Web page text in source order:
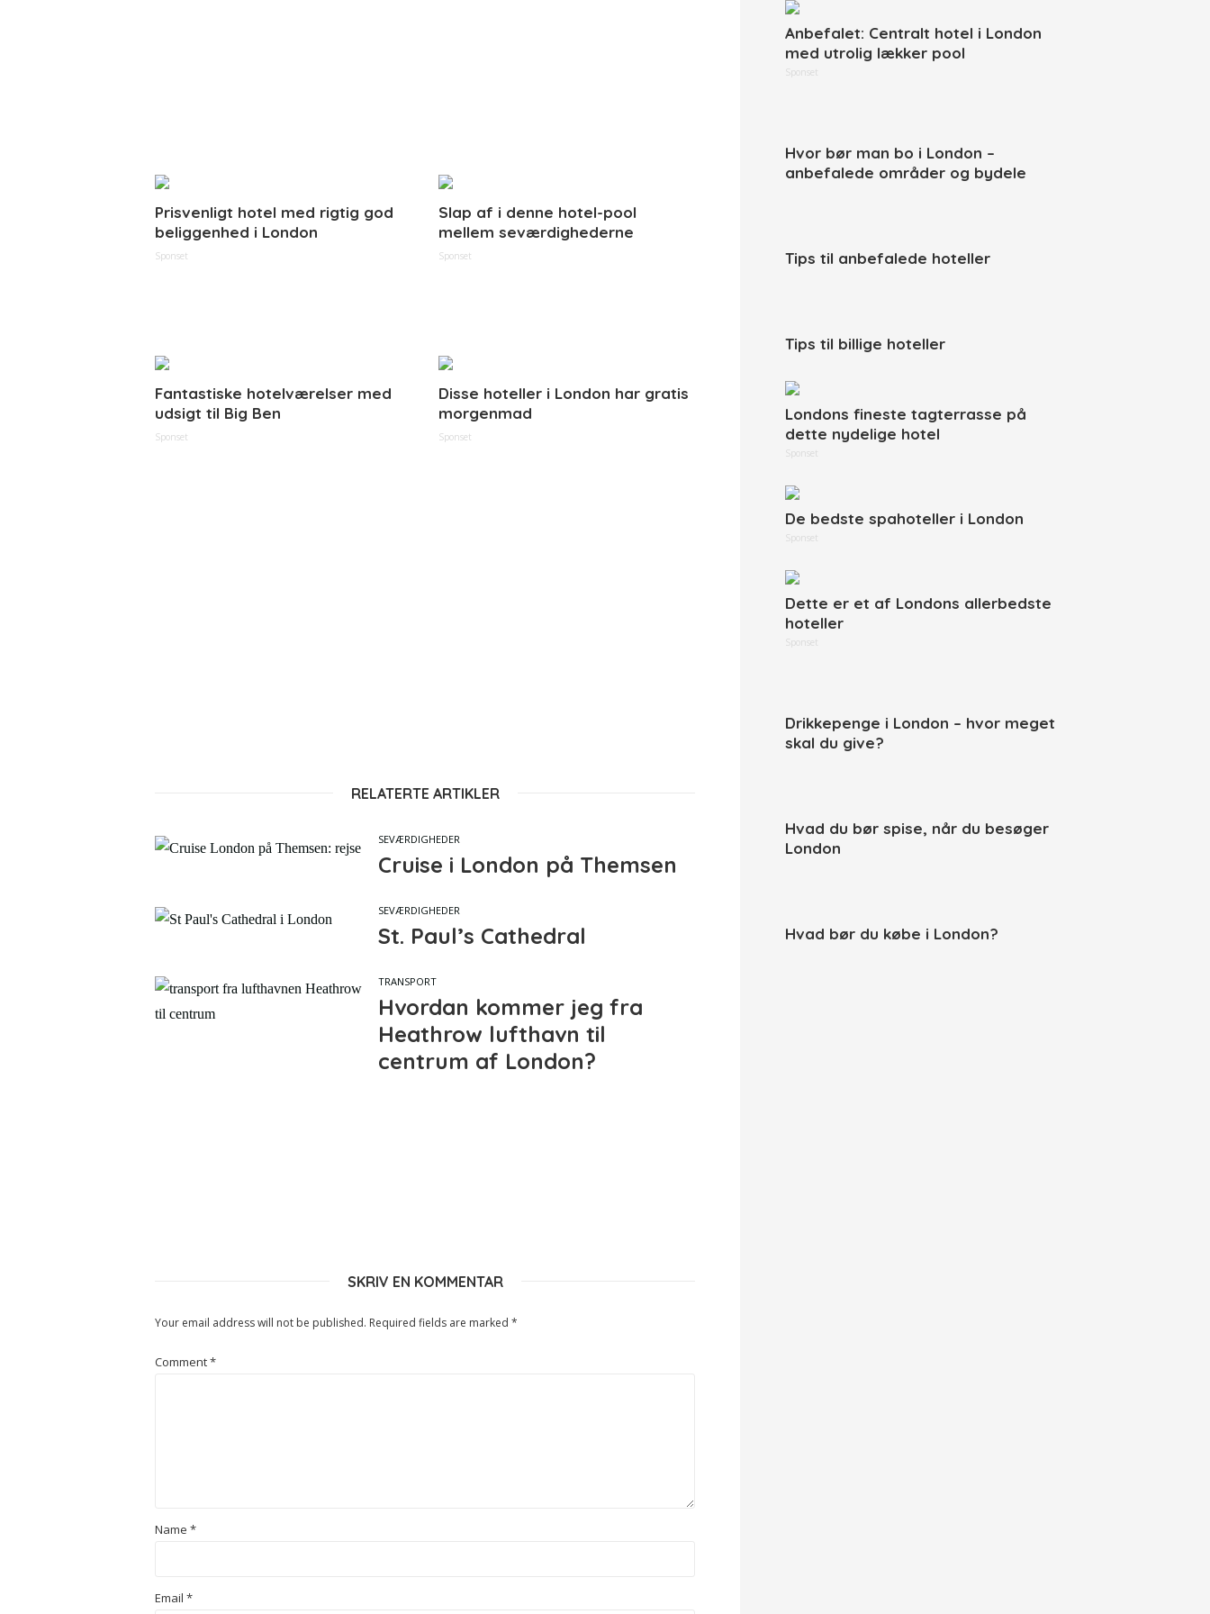
Prisvenligt hotel med rigtig god
beliggenhed i London
Sponset
Slap af i denne hotel-pool
mellem seværdighederne
Sponset
Fantastiske hotelværelser med
udsigt til Big Ben
Sponset
Disse hoteller i London har gratis
morgenmad
Sponset
RELATERTE ARTIKLER
SEVÆRDIGHEDER
Cruise i London på Themsen
SEVÆRDIGHEDER
St. Paul’s Cathedral
TRANSPORT
Hvordan kommer jeg fra
Heathrow lufthavn til
centrum af London?
SKRIV EN KOMMENTAR
Your email address will not be published. Required fields are marked *
Comment*
Name *
Email *
Anbefalet: Centralt hotel i London
med utrolig lækker pool
Sponset
Hvor bør man bo i London –
anbefalede områder og bydele
Tips til anbefalede hoteller
Tips til billige hoteller
Londons fineste tagterrasse på
dette nydelige hotel
Sponset
De bedste spahoteller i London
Sponset
Dette er et af Londons allerbedste
hoteller
Sponset
Drikkepenge i London – hvor meget
skal du give?
Hvad du bør spise, når du besøger
London
Hvad bør du købe i London?